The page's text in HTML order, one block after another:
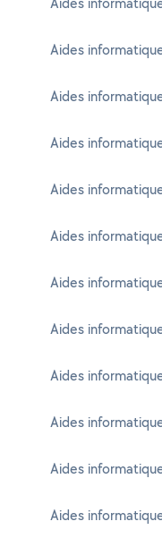
Aides
Aides
Aides
Aides
Aides
Aides
Aides
Aides
Aides
Aides
Aides